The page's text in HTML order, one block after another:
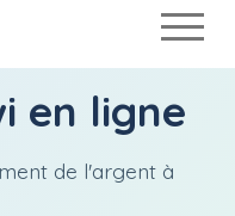
en ligne
de l'argent à